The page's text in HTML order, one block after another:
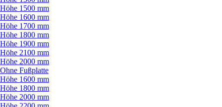
Höhe 1500 mm
Höhe 1600 mm
Höhe 1700 mm
Höhe 1800 mm
Höhe 1900 mm
Höhe 2100 mm
Höhe 2000 mm
Ohne Fußplatte
Höhe 1600 mm
Höhe 1800 mm
Höhe 2000 mm